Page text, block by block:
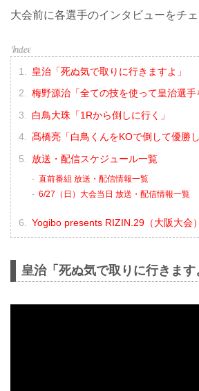
大会前に各選手のインタビューをチェ
皇治「死ぬ気で取りに行きますよ」
梅野源治「全ての技を使って皇治選手
白鳥大珠「1Rから倒しに行く」
髙橋亮「白鳥くんをKOで倒して優勝
放送・配信スケジュール一覧
直前番組 放送・配信情報一覧
6/27（日）大会当日 放送・配信情報一覧
Yogibo presents RIZIN.29（大阪大会
皇治「死ぬ気で取りに行きます